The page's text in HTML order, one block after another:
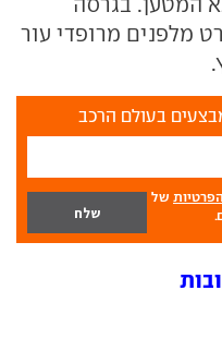
מלפנים מרופדי עור
בעולם הרכב
של